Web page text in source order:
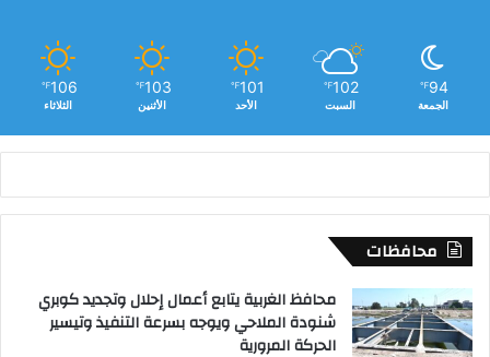
94
℉
الجمعة
102
℉
السبت
101
℉
الأحد
103
℉
الأثنين
106
℉
الثلاثاء
محافظات
محافظ الغربية يتابع أعمال إحلال وتجديد كوبري
شنودة الملاحي ويوجه بسرعة التنفيذ وتيسير
الحركة المرورية